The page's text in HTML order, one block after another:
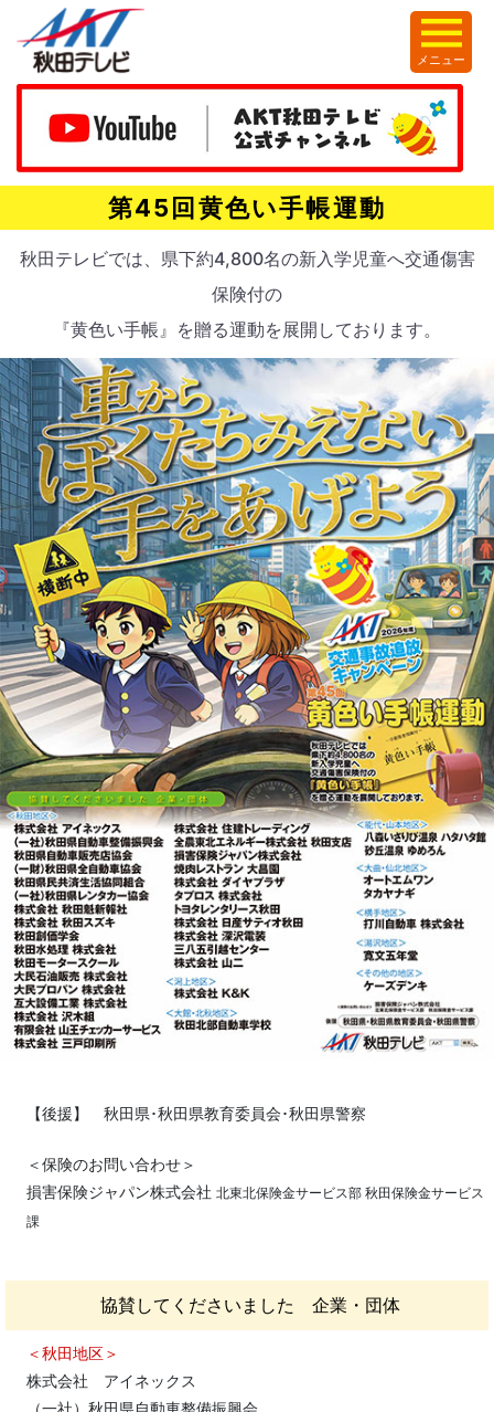
メニュー
第45回黄色い手帳運動
秋田テレビでは、県下約4,800名の新入学児童へ交通傷害
保険付の
『黄色い手帳』を贈る運動を展開しております。
【後援】 秋田県･秋田県教育委員会･秋田県警察
＜保険のお問い合わせ＞
損害保険ジャパン株式会社北東北保険金サービス部 秋田保険金サービス
課
協賛してくださいました 企業・団体
＜秋田地区＞
株式会社 アイネックス
（一社）秋田県自動車整備振興会